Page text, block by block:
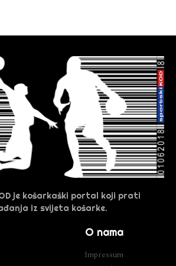
je košarkaški portal koji prati
iz svijeta košarke.
O nama
Impressum